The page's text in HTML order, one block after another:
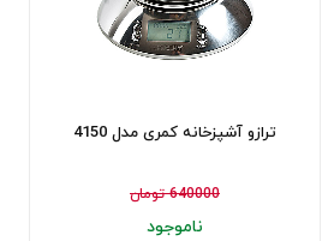
ترازو آشپزخانه کمری مدل 4150
640000 تومان
ناموجود